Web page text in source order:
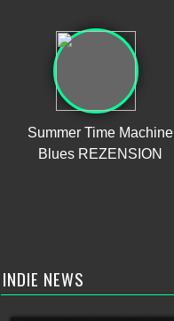
Summer Time Machine
Blues REZENSION
INDIE NEWS